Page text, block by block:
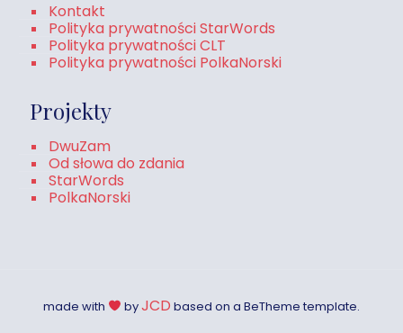
Kontakt
Polityka prywatności StarWords
Polityka prywatności CLT
Polityka prywatności PolkaNorski
Projekty
DwuZam
Od słowa do zdania
StarWords
PolkaNorski
made with byJCD based on a BeTheme template.